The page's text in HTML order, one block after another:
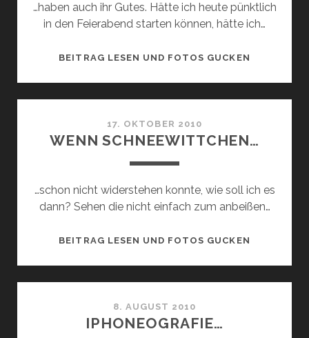
…haben auch ihr Gutes. Hätte ich heute pünktlich
in den Feierabend starten können, hätte ich…
BEITRAG LESEN UND FOTOS GUCKEN
17. OKTOBER 2010
WENN SCHNEEWITTCHEN…
…schon nicht widerstehen konnte, wie soll ich es
dann? Sehen die nicht einfach zum anbeißen…
BEITRAG LESEN UND FOTOS GUCKEN
8. AUGUST 2010
IPHONEOGRAFIE…